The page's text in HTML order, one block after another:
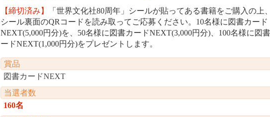
【締切済み】
「世界文化社80周年」シールが貼ってある書籍をご購入の上、
シール裏面のQRコードを読み取ってご応募ください。10名様に図書カード
NEXT(5,000円分)を、50名様に図書カードNEXT(3,000円分)、100名様に図
ードNEXT(1,000円分)をプレゼントします。
賞品
図書カードNEXT
当選者数
160名